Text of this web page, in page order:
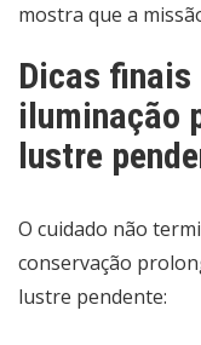
mostra que a
Dicas
iluminação
lustre
O cuidado não
conservação
lustre pendente: